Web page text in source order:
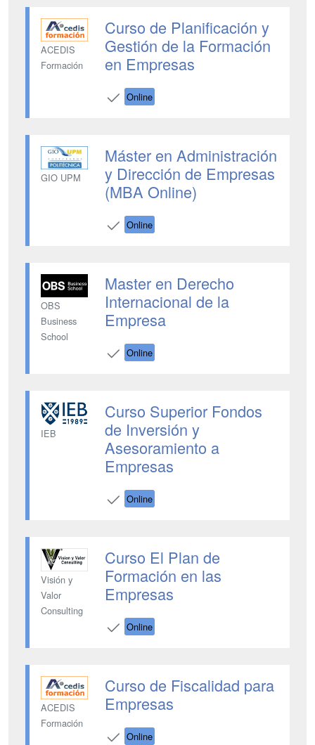
ACEDIS
Formación
Curso de Planificación y
Gestión de la Formación
en Empresas
Online
GIO UPM
Máster en Administración
y Dirección de Empresas
(MBA Online)
Online
OBS
Business
School
Master en Derecho
Internacional de la
Empresa
Online
IEB
Curso Superior Fondos
de Inversión y
Asesoramiento a
Empresas
Online
Visión y
Valor
Consulting
Curso El Plan de
Formación en las
Empresas
Online
ACEDIS
Formación
Curso de Fiscalidad para
Empresas
Online